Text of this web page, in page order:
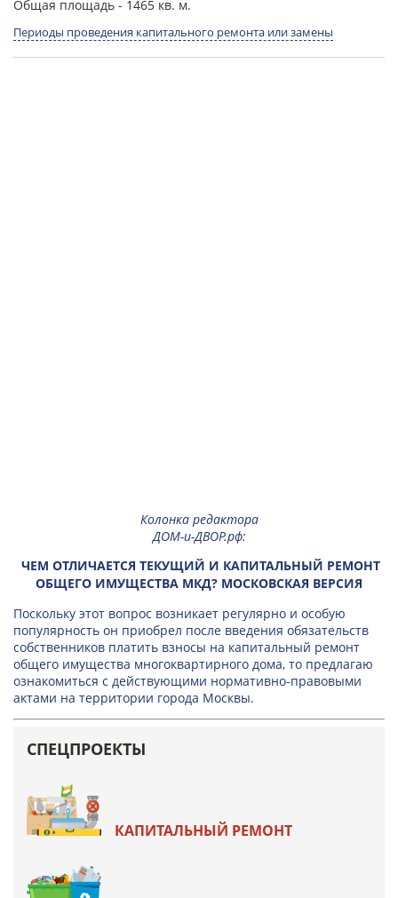
Общая площадь - 1465 кв. м.
Периоды проведения капитального ремонта или замены
Колонка редактора
ДОМ-и-ДВОР.рф:
ЧЕМ ОТЛИЧАЕТСЯ ТЕКУЩИЙ И КАПИТАЛЬНЫЙ РЕМОНТ
ОБЩЕГО ИМУЩЕСТВА МКД? МОСКОВСКАЯ ВЕРСИЯ
Поскольку этот вопрос возникает регулярно и особую
популярность он приобрел после введения обязательств
собственников платить взносы на капитальный ремонт
общего имущества многоквартирного дома, то предлагаю
ознакомиться с действующими нормативно-правовыми
актами на территории города Москвы.
СПЕЦПРОЕКТЫ
КАПИТАЛЬНЫЙ РЕМОНТ